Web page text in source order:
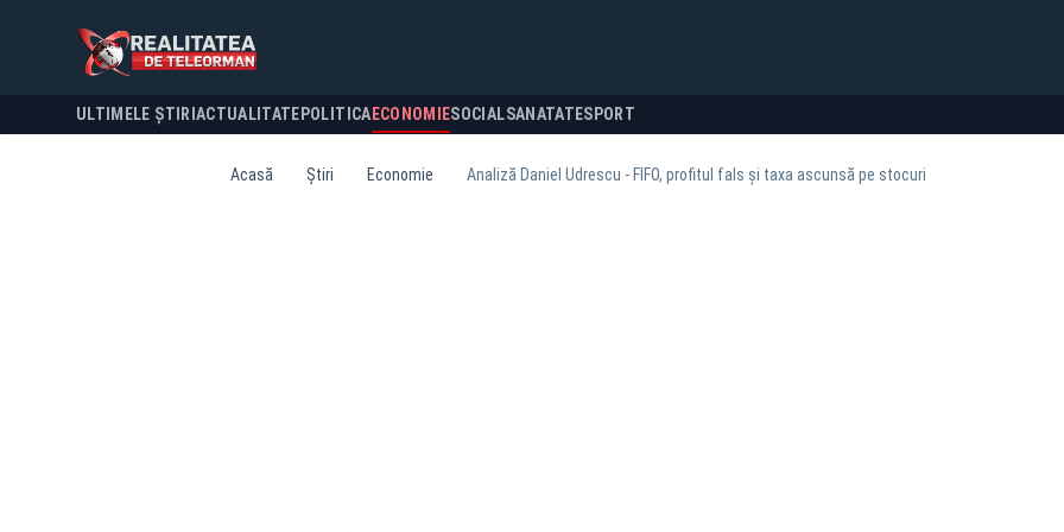
ULTIMELE ȘTIRI ACTUALITATE POLITICA ECONOMIESOCIALSANATATESPORT
Acasă Știri Economie Analiză Daniel Udrescu - FIFO, profitul fals și taxa ascunsă pe stocuri